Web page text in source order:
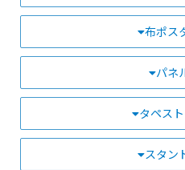
布ポス
パネ
タペス
スタン